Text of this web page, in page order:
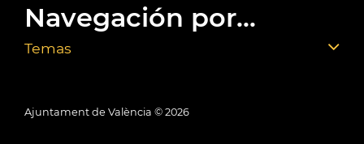
Navegación por...
Temas
Ajuntament de València © 2026